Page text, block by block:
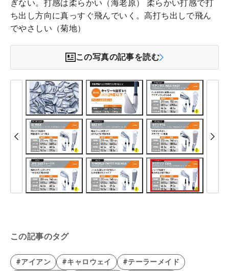
ぎない。打感は柔らかい（海老原） 柔らかい打感で打
ち出し方向に真っすぐ飛んでいく。高打ち出しで飛ん
でやさしい（菊地）
この写真の記事を読む
この記事のタグ
#アイアン #キャロウェイ
#テーラーメイド